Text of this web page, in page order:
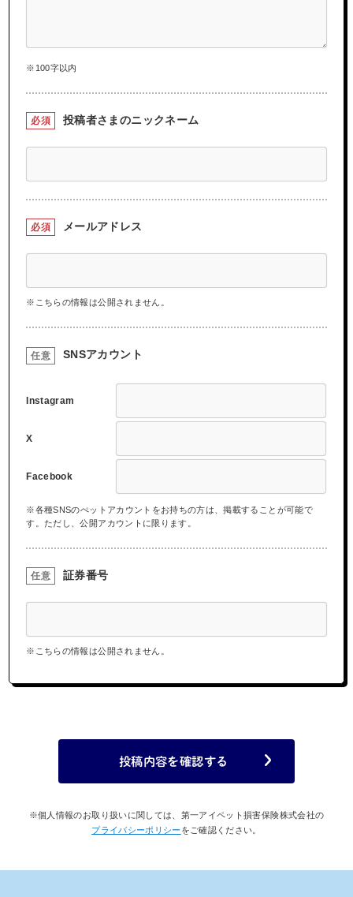
※100字以内
必須 投稿者さまのニックネーム
必須 メールアドレス
※こちらの情報は公開されません。
任意 SNSアカウント
Instagram
X
Facebook
※各種SNSのぺットアカウントをお持ちの方は、掲載することが可能で
す。ただし、公開アカウントに限ります。
任意 証券番号
※こちらの情報は公開されません。
投稿内容を確認する
※個人情報のお取り扱いに関しては、第一アイペット損害保険株式会社の
プライバシーポリシー をご確認ください。